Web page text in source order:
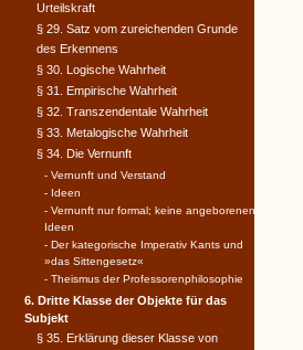
Urteilskraft
§ 29. Satz vom zureichenden Grunde
des Erkennens
§ 30. Logische Wahrheit
§ 31. Empirische Wahrheit
§ 32. Transzendentale Wahrheit
§ 33. Metalogische Wahrheit
§ 34. Die Vernunft
- Vernunft und Verstand
- Ideen
- Vernunft nur formal; keine angeborenen
Ideen
- Der kategorische Imperativ Kants und
»das Sittengesetz«
- Theismus der Professorenphilosophie
6. Dritte Klasse der Objekte für das
Subjekt
§ 35. Erklärung dieser Klasse von